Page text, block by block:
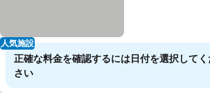
人気施設
正確な料金を確認するには日付を選択してく
さい